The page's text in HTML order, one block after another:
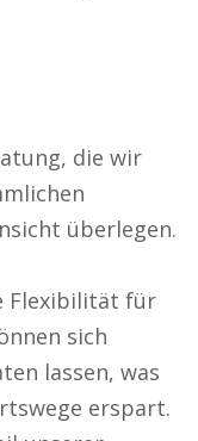
die wir
überlegen.
Flexibilität für
sich
lassen, was
erspart.